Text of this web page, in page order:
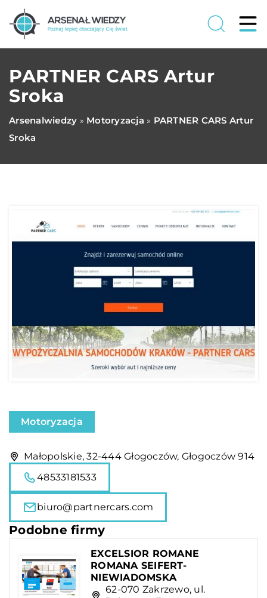
PARTNER CARS Artur
Sroka
Arsenalwiedzy » Motoryzacja » PARTNER CARS Artur
Sroka
Motoryzacja
Małopolskie, 32-444 Głogoczów, Głogoczów 914
48533181533
biuro@partnercars.com
Podobne firmy
EXCELSIOR ROMANE
ROMANA SEIFERT-
NIEWIADOMSKA
62-070 Zakrzewo, ul.